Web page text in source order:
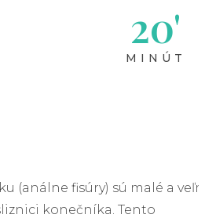
20'
MINÚT
(análne fisúry) sú malé a
konečníka. Tento